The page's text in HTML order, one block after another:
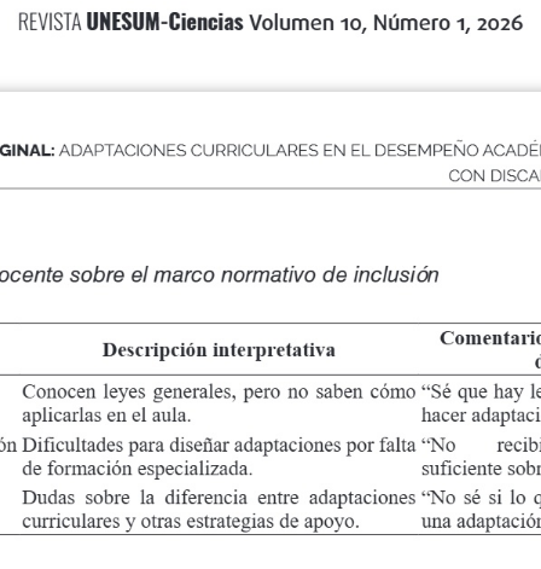
REVISTAUNESUM-CienciasVolumen 10, Número 1, 2026
sobre el marco normativo de inclusión
Descripción interpretativa
Conocen leyes generales, pero no saben cómo
aplicarlas en el aula.
“Sé que hay
hacer
Dificultades para diseñar adaptaciones por falta
de formación especializada.
“No
suficiente
Dudas sobre la diferencia entre adaptaciones
curriculares y otras estrategias de apoyo.
“No sé si lo
una
distracción ante estímulos
delnecesita apoyos
Necesidad de estrategias adaptadas y
“Requiere
y
manipulable.”
compañeros.”
ADAPTACIONES CURRICULARES EN EL DESEMPEÑO
CON